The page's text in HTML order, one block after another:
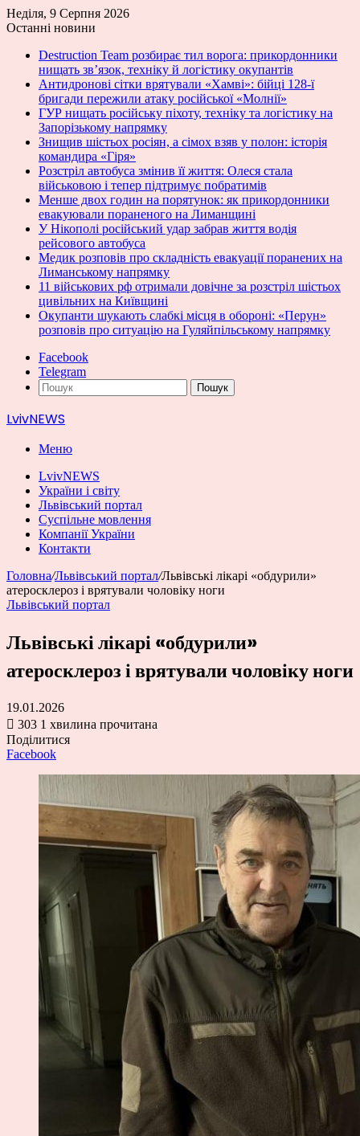
Неділя, 9 Серпня 2026
Останні новини
Destruction Team розбирає тил ворога: прикордонники
нищать зв’язок, техніку й логістику окупантів
Антидронові сітки врятували «Хамві»: бійці 128-ї
бригади пережили атаку російської «Молнії»
ГУР нищать російську піхоту, техніку та логістику на
Запорізькому напрямку
Знищив шістьох росіян, а сімох взяв у полон: історія
командира «Гіря»
Розстріл автобуса змінив її життя: Олеся стала
військовою і тепер підтримує побратимів
Менше двох годин на порятунок: як прикордонники
евакуювали пораненого на Лиманщині
У Нікополі російський удар забрав життя водія
рейсового автобуса
Медик розповів про складність евакуації поранених на
Лиманському напрямку
11 військових рф отримали довічне за розстріл шістьох
цивільних на Київщині
Окупанти шукають слабкі місця в обороні: «Перун»
розповів про ситуацію на Гуляйпільському напрямку
Facebook
Telegram
Пошук
LvivNEWS
Меню
LvivNEWS
України і світу
Львівський портал
Суспільне мовлення
Компанії України
Контакти
Головна/Львівський портал/Львівські лікарі «обдурили»
атеросклероз і врятували чоловіку ноги
Львівський портал
Львівські лікарі «обдурили»
атеросклероз і врятували чоловіку ноги
19.01.2026
303 1 хвилина прочитана
Поділитися
Facebook